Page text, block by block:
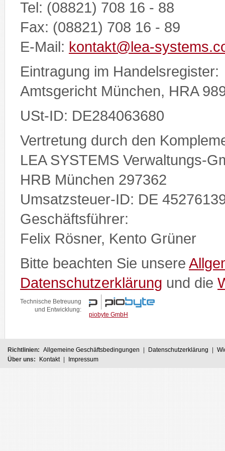
Tel: (08821) 708 16 - 88
Fax: (08821) 708 16 - 89
E-Mail: kontakt@lea-
Eintragung im Handelsregister:
Amtsgericht München, HRA
USt-ID: DE284063680
Vertretung durch den
LEA SYSTEMS Verwaltungs-
HRB München 297362
Umsatzsteuer-ID: DE
Geschäftsführer:
Felix Rösner, Kento Grüner
Bitte beachten Sie unsere
Datenschutzerklärung und die
Technische Betreuung
und Entwicklung:
piobyte GmbH
Richtlinien: Allgemeine Geschäftsbedingungen Datenschutzerklärung
Über uns:
Kontakt Impressum